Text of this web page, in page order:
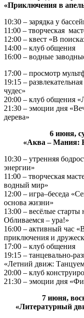
«Приключения в
10:30 – зарядка у
11:00 – творческая
12:00 – квест «В
14:00 – клуб общения
16:00 – водные
17:00 – просмотр
19:15 –
чудес»
20:00 – клуб общения
21:30 – эмоции дня
дерева»
6 июня,
«Аква – Мания:
10:30 – утренняя
энергии»
11:00 – творческая
водный мир»
12:00 – игра–беседа
основа жизни»
13:00 – весёлые
Обливаемся – ура!»
16:00 – активный час
приключения и
17:00 – клуб общения
19:15 – танцевально-
«Летний движ: Танцуем
20:00 – клуб
21:30 – эмоции дня
7 июня,
«Литературный